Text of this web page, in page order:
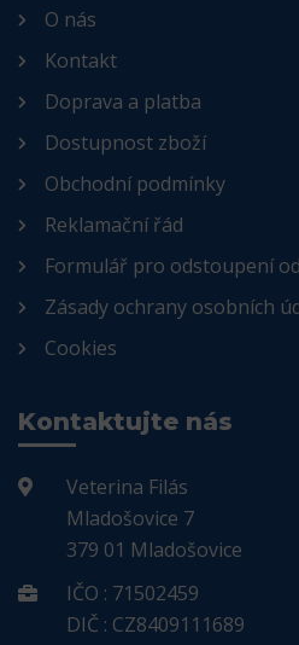
O nás
Kontakt
Doprava a platba
Dostupnost zboží
Obchodní podmínky
Reklamační řád
Formulář pro odstoupení
Zásady ochrany osobních
Cookies
Kontaktujte nás
Veterina Filás
Mladošovice 7
379 01 Mladošovice
IČO : 71502459
DIČ : CZ8409111689